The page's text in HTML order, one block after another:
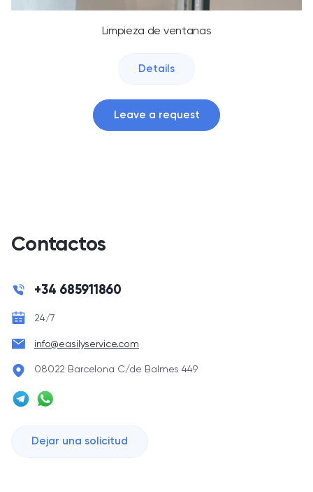
Limpieza de ventanas
Details
Leave a request
Contactos
+34 685911860
24/7
info@easilyservice.com
08022 Barcelona C/de Balmes 449
Dejar una solicitud